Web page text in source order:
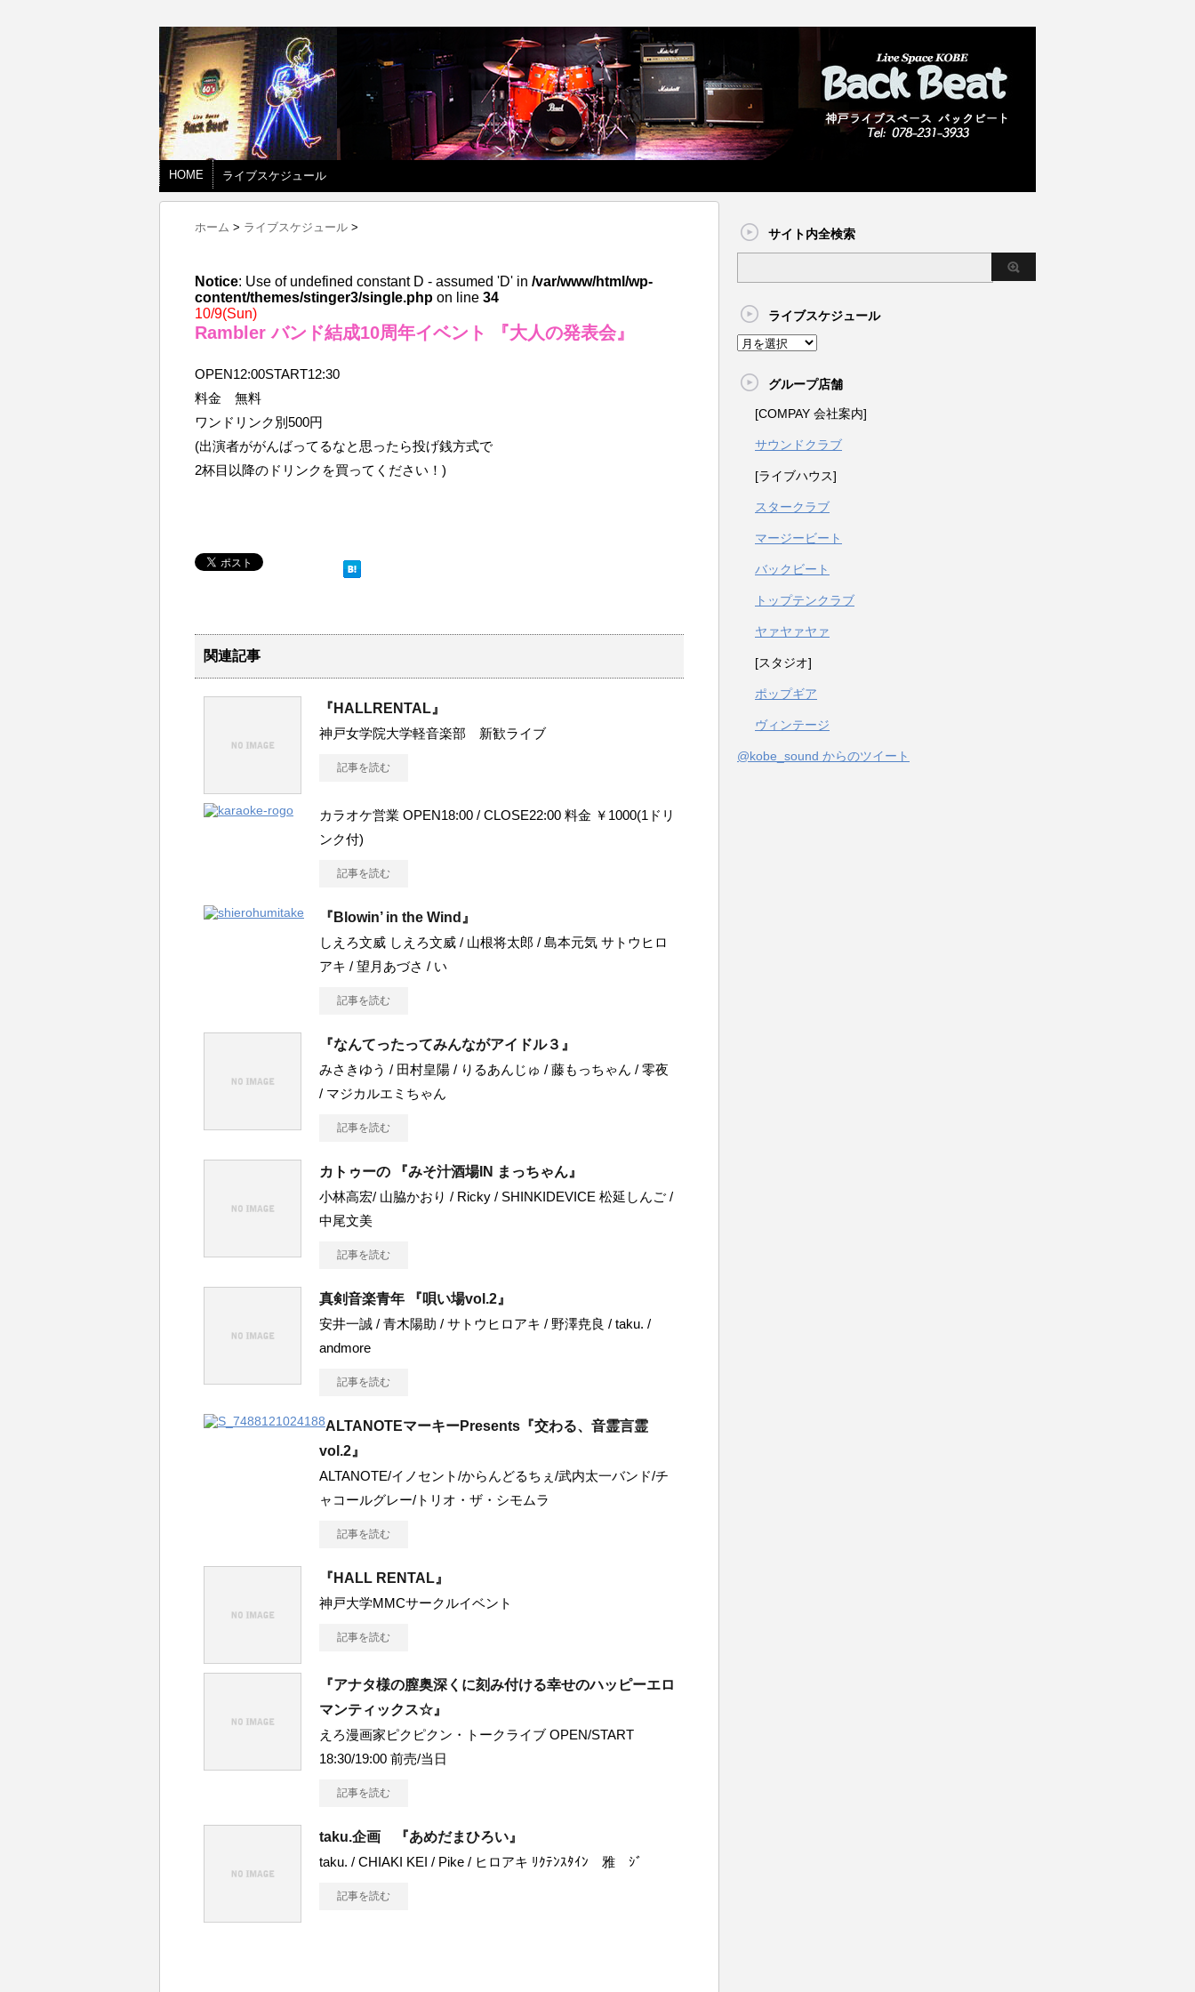
HOME ライブスケジュール
ホーム > ライブスケジュール >
Notice: Use of undefined constant D - assumed 'D' in /var/www/html/wp-
content/themes/stinger3/single.php on line 34
10/9(Sun)
Rambler バンド結成10周年イベント 『大人の発表会』
OPEN12:00START12:30
料金 無料
ワンドリンク別500円
(出演者ががんばってるなと思ったら投げ銭方式で
2杯目以降のドリンクを買ってください！)
関連記事
『HALLRENTAL』
神戸女学院大学軽音楽部 新歓ライブ
記事を読む
カラオケ営業 OPEN18:00 / CLOSE22:00 料金 ￥1000(1ドリ
ンク付)
記事を読む
『Blowin’ in the Wind』
しえろ文威 しえろ文威 / 山根将太郎 / 島本元気 サトウヒロ
アキ / 望月あづさ / い
記事を読む
『なんてったってみんながアイドル３』
みさきゆう / 田村皇陽 / りるあんじゅ / 藤もっちゃん / 零夜
/ マジカルエミちゃん
記事を読む
カトゥーの 『みそ汁酒場IN まっちゃん』
小林高宏/ 山脇かおり / Ricky / SHINKIDEVICE 松延しんご /
中尾文美
記事を読む
真剣音楽青年 『唄い場vol.2』
安井一誠 / 青木陽助 / サトウヒロアキ / 野澤尭良 / taku. /
andmore
記事を読む
ALTANOTEマーキーPresents『交わる、音霊言霊
vol.2』
ALTANOTE/イノセント/からんどるちぇ/武内太一バンド/チ
ャコールグレー/トリオ・ザ・シモムラ
記事を読む
『HALL RENTAL』
神戸大学MMCサークルイベント
記事を読む
『アナタ様の膣奥深くに刻み付ける幸せのハッピーエロ
マンティックス☆』
えろ漫画家ピクピクン・トークライブ OPEN/START
18:30/19:00 前売/当日
記事を読む
taku.企画 『あめだまひろい』
taku. / CHIAKI KEI / Pike / ヒロアキ ﾘｸﾃﾝｽﾀｲﾝ 雅 ｼﾞ
記事を読む
サイト内全検索
ライブスケジュール
グループ店舗
[COMPAY 会社案内]
サウンドクラブ
[ライブハウス]
スタークラブ
マージービート
バックビート
トップテンクラブ
ヤァヤァヤァ
[スタジオ]
ポップギア
ヴィンテージ
@kobe_sound からのツイート